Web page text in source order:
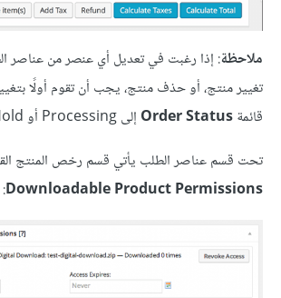
ملاحظة: إذا رغبت في تعديل أي عنصر من عناصر
تغيير منتج، أو حذف منتج، يجب أن تقوم أولًا
قائمةOrder Status إلى Processing أو On-Hold.
تحت قسم عناصر الطلب يأتي قسم رخص المنتج
Downloadable Product Permissions
: